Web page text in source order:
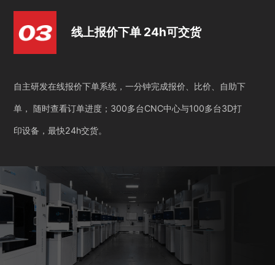
线上报价下单 24h可交货
自主研发在线报价下单系统，一分钟完成报价、比价、自助下
单， 随时查看订单进度；300多台CNC中心与100多台3D打
印设备，最快24h交货。